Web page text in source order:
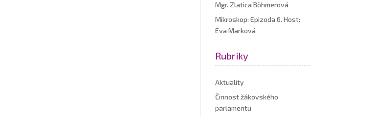
Mgr. Zlatica Böhmerová
Mikroskop: Epizoda 6. Host:
Eva Marková
Rubriky
Aktuality
Činnost žákovského
parlamentu